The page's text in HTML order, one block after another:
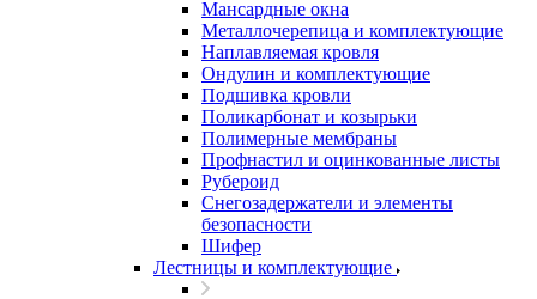
Мансардные окна
Металлочерепица и комплектующие
Наплавляемая кровля
Ондулин и комплектующие
Подшивка кровли
Поликарбонат и козырьки
Полимерные мембраны
Профнастил и оцинкованные листы
Рубероид
Снегозадержатели и элементы
безопасности
Шифер
Лестницы и комплектующие